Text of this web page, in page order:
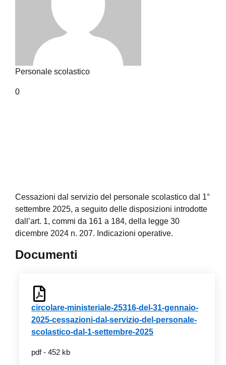
Personale scolastico
0
Cessazioni dal servizio del personale scolastico dal 1°
settembre 2025, a seguito delle disposizioni introdotte
dall’art. 1, commi da 161 a 184, della legge 30
dicembre 2024 n. 207. Indicazioni operative.
Documenti
circolare-ministeriale-25316-del-31-gennaio-
2025-cessazioni-dal-servizio-del-personale-
scolastico-dal-1-settembre-2025
pdf - 452 kb